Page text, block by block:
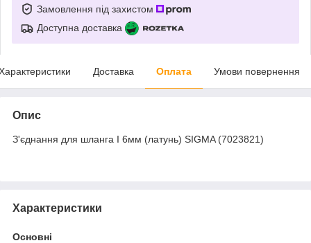
Замовлення під захистом
Доступна доставка
Доставка Оплата Умови повернення
Опис
З'єднання для шланга I 6мм (латунь) SIGMA (7023821)
Характеристики
Основні